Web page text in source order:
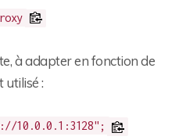
à adapter en fonction de
:
10.0.0.1:3128";